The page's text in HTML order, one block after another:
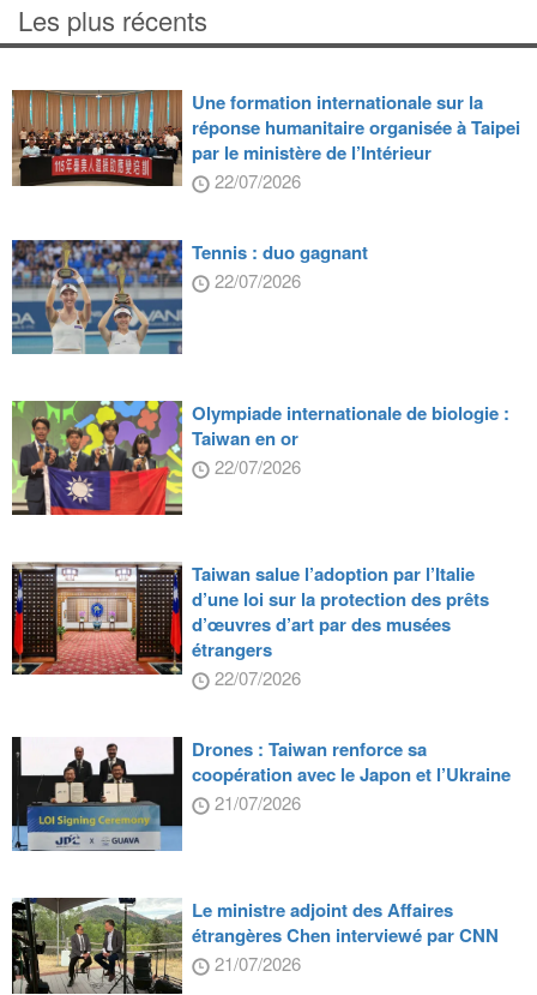
Les plus récents
Une formation internationale sur la
réponse humanitaire organisée à Taipei
par le ministère de l’Intérieur
22/07/2026
Tennis : duo gagnant
22/07/2026
Olympiade internationale de biologie :
Taiwan en or
22/07/2026
Taiwan salue l’adoption par l’Italie
d’une loi sur la protection des prêts
d’œuvres d’art par des musées
étrangers
22/07/2026
Drones : Taiwan renforce sa
coopération avec le Japon et l’Ukraine
21/07/2026
Le ministre adjoint des Affaires
étrangères Chen interviewé par CNN
21/07/2026